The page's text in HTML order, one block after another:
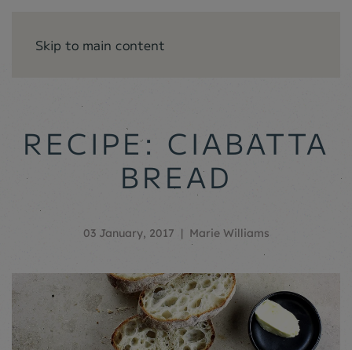
Skip to main content
RECIPE: CIABATTA
BREAD
03 January, 2017 | Marie Williams